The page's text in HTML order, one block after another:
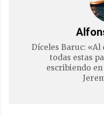
Díceles Baruc: «Al
todas estas
escribiendo